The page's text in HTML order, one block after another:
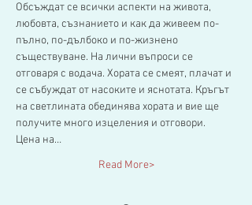
Обсъждат се всички аспекти на живота,
любовта, съзнанието и как да живеем по-
пълно, по-дълбоко и по-жизнено
съществуване. На лични въпроси се
отговаря с водача. Хората се смеят, плачат и
се събуждат от насоките и яснотата. Кръгът
на светлината обединява хората и вие ще
получите много изцеления и отговори.
Цена на…
Read More>